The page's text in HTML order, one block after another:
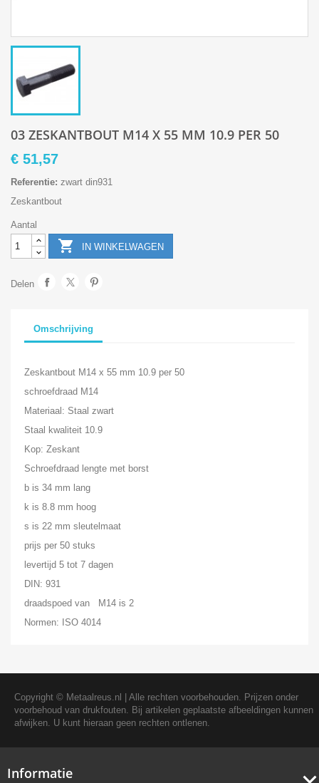
03 ZESKANTBOUT M14 X 55 MM 10.9 PER 50
€ 51,57
Referentie: zwart din931
Zeskantbout
Aantal
 IN WINKELWAGEN
Delen
Omschrijving
Zeskantbout M14 x 55 mm 10.9 per 50
schroefdraad M14
Materiaal: Staal zwart
Staal kwaliteit 10.9
Kop: Zeskant
Schroefdraad lengte met borst
b is 34 mm lang
k is 8.8 mm hoog
s is 22 mm sleutelmaat
prijs per 50 stuks
levertijd 5 tot 7 dagen
DIN: 931
draadspoed van M14 is 2
Normen: ISO 4014
Copyright © Metaalreus.nl
| Alle rechten voorbehouden. Prijzen onder
voorbehoud van drukfouten. Bij artikelen geplaatste afbeeldingen kunnen
afwijken. U kunt hieraan geen rechten ontlenen.
Informatie